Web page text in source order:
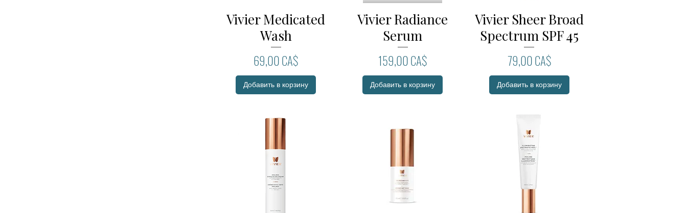
Быстрый просмотр
Vivier Medicated
Wash
Цена
69,00 CA$
Добавить в корзину
Быстрый просмотр
Vivier Radiance
Serum
Цена
159,00 CA$
Добавить в корзину
Быстрый просмотр
Vivier Sheer Broad
Spectrum SPF 45
Цена
79,00 CA$
Добавить в корзину